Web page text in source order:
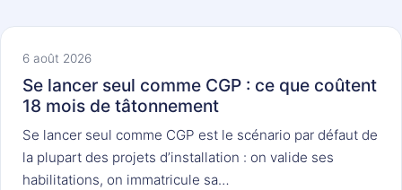
6 août 2026
Se lancer seul comme CGP : ce que coûtent
18 mois de tâtonnement
Se lancer seul comme CGP est le scénario par défaut de
la plupart des projets d’installation : on valide ses
habilitations, on immatricule sa…